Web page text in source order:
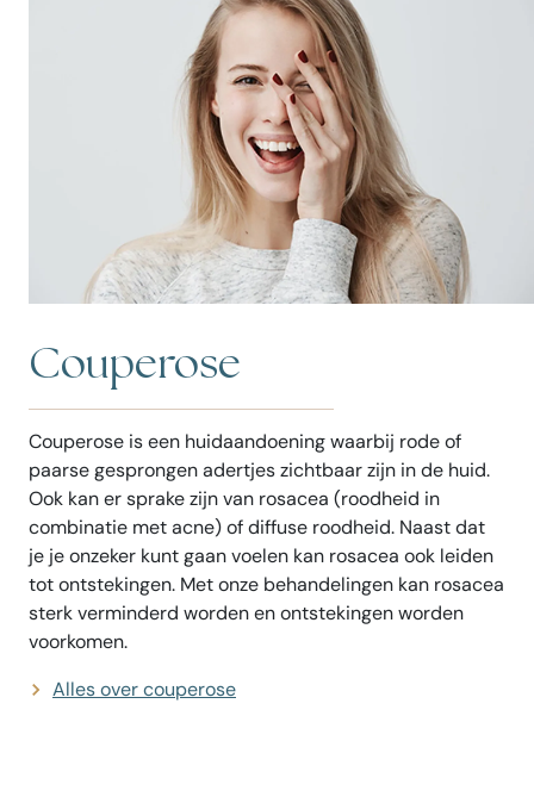
Couperose
Couperose is een huidaandoening waarbij rode of
paarse gesprongen adertjes zichtbaar zijn in de huid.
Ook kan er sprake zijn van rosacea (roodheid in
combinatie met acne) of diffuse roodheid. Naast dat
je je onzeker kunt gaan voelen kan rosacea ook leiden
tot ontstekingen. Met onze behandelingen kan rosacea
sterk verminderd worden en ontstekingen worden
voorkomen.
Alles over couperose